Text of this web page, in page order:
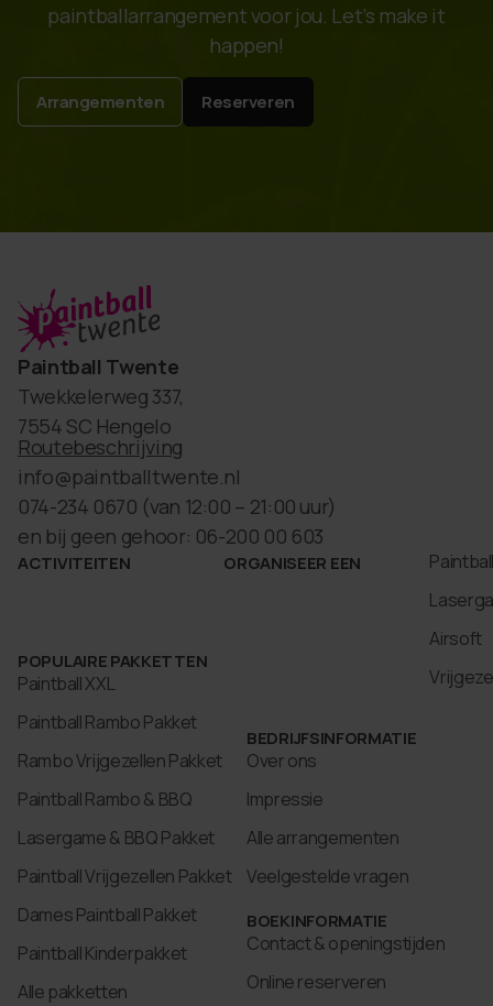
paintballarrangement voor jou. Let’s make it
happen!
Arrangementen Reserveren
Paintball Twente
Twekkelerweg 337,
7554 SC Hengelo
Routebeschrijving
info@paintballtwente.nl
074-234 0670 (van 12:00 – 21:00 uur)
en bij geen gehoor: 06-200 00 603
ACTIVITEITEN
Airsoft
ORGANISEER EEN
POPULAIRE PAKKETTEN
Paintball XXL
Paintball Rambo Pakket
Rambo Vrijgezellen Pakket
Paintball Rambo & BBQ
Lasergame & BBQ Pakket
Paintball Vrijgezellen Pakket
Dames Paintball Pakket
Paintball Kinderpakket
Alle pakketten
BEDRIJFSINFORMATIE
Over ons
Impressie
Alle arrangementen
Veelgestelde vragen
BOEKINFORMATIE
Contact & openingstijden
Online reserveren